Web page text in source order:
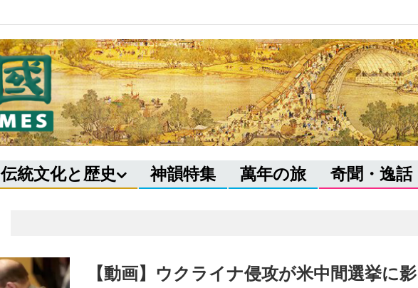
伝統文化と歴史 神韻特集 萬年の旅 奇聞・逸話
【動画】ウクライナ侵攻が米中間選挙に影